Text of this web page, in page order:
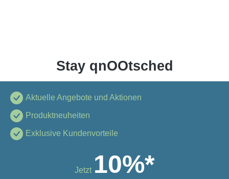
Stay qnOOtsched
Aktuelle Angebote und Aktionen
Produktneuheiten
Exklusive Kundenvorteile
Jetzt 10%*